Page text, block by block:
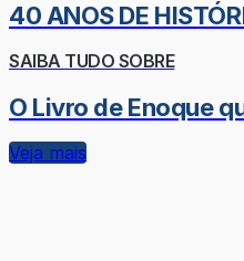
40 ANOS DE
SAIBA TUDO SOBRE
O Livro de Enoque
Veja mais